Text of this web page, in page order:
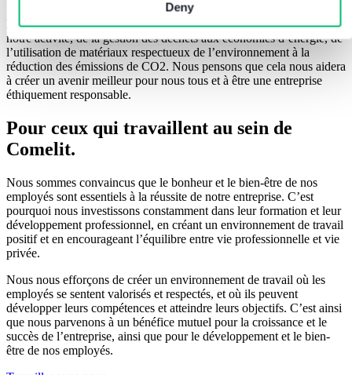
Deny
Nous adoptons des pratiques durables dans tous les domaines de
notre activité, de la gestion des déchets aux économies d’énergie, de
l’utilisation de matériaux respectueux de l’environnement à la
réduction des émissions de CO2. Nous pensons que cela nous aidera
à créer un avenir meilleurpour nous tous et à être une entreprise
éthiquement responsable.
Pour ceux qui travaillent au sein de
Comelit.
Nous sommes convaincus que le bonheuret le bien-être de nos
employés sont essentiels à la réussite de notre entreprise. C’est
pourquoi nous investissons constamment dans leurformation et leur
développement professionnel, en créant un environnement de travail
positif et en encourageant l’équilibre entre vie professionnelle et vie
privée.
Nous nous efforçons de créer un environnement de travail où les
employés se sentent valorisés et respectés, et où ils peuvent
développer leurs compétences et atteindre leurs objectifs. C’est ainsi
que nous parvenons à un bénéfice mutuel pour la croissance et le
succès de l’entreprise, ainsi que pour le développement et le bien-
être de nos employés.